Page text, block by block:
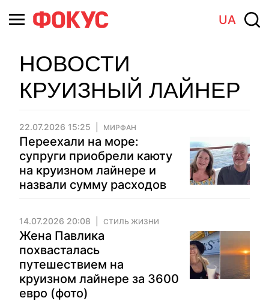
UA
НОВОСТИ
КРУИЗНЫЙ ЛАЙНЕР
22.07.2026 15:25 МИРФАН
Переехали на море:
супруги приобрели каюту
на круизном лайнере и
назвали сумму расходов
14.07.2026 20:08 СТИЛЬ ЖИЗНИ
Жена Павлика
похвасталась
путешествием на
круизном лайнере за 3600
евро (фото)